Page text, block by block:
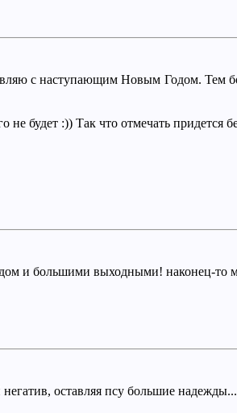
с наступающим Новым Годом. Тем
не будет :)) Так что отмечать придется
и большими выходными! наконец-то
негатив, оставляя псу большие надежды...